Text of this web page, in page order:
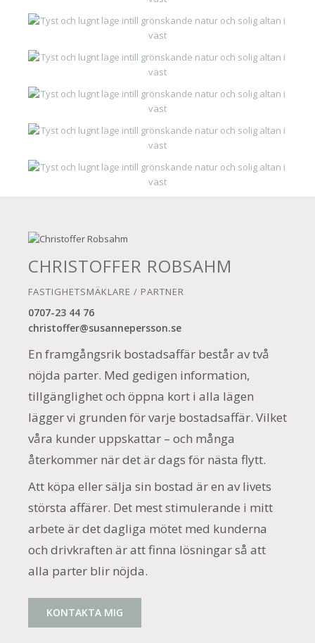
CHRISTOFFER ROBSAHM
FASTIGHETSMÄKLARE / PARTNER
0707-23 44 76
christoffer@susannepersson.se
En framgångsrik bostadsaffär består av två
nöjda parter. Med gedigen information,
tillgänglighet och öppna kort i alla lägen
lägger vi grunden för varje bostadsaffär. Vilket
våra kunder uppskattar – och många
återkommer när det är dags för nästa flytt.
Att köpa eller sälja sin bostad är en av livets
största affärer. Det mest stimulerande i mitt
arbete är det dagliga mötet med kunderna
och drivkraften är att finna lösningar så att
alla parter blir nöjda.
KONTAKTA MIG